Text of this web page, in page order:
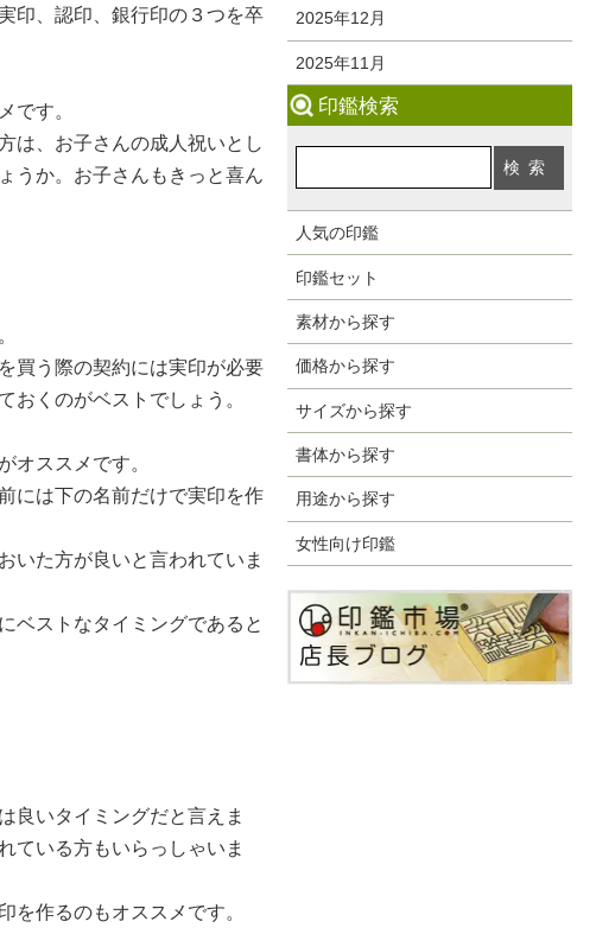
2025年12月
2025年11月
印鑑検索
人気の印鑑
印鑑セット
素材から探す
価格から探す
サイズから探す
書体から探す
用途から探す
女性向け印鑑
印、認印、銀行印の３つを卒
です。
は、お子さんの成人祝いとし
うか。お子さんもきっと喜ん
買う際の契約には実印が必要
おくのがベストでしょう。
オススメです。
には下の名前だけで実印を作
いた方が良いと言われていま
ベストなタイミングであると
良いタイミングだと言えま
ている方もいらっしゃいま
を作るのもオススメです。